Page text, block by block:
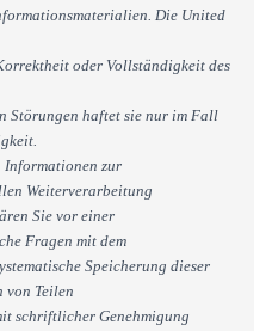
Die United
oder Vollständigkeit des
Störungen haftet sie nur im Fall
zur
Weiterverarbeitung
Sie vor einer
Fragen mit dem
Speicherung dieser
von Teilen
schriftlicher Genehmigung